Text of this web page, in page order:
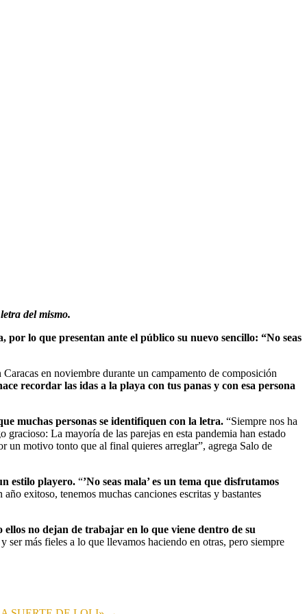
del mismo.
por lo que presentan ante el público su nuevo sencillo: “No seas
Caracas en noviembre durante un campamento de composición
recordar las idas a la playa con tus panas y con esa persona
muchas personas se identifiquen con la letra. “Siempre nos ha
gracioso: La mayoría de las parejas en esta pandemia han estado
un motivo tonto que al final quieres arreglar”, agrega Salo de
estilo playero. “’No seas mala’ es un tema que disfrutamos
exitoso, tenemos muchas canciones escritas y bastantes
no dejan de trabajar en lo que viene dentro de su
ser más fieles a lo que llevamos haciendo en otras, pero siempre